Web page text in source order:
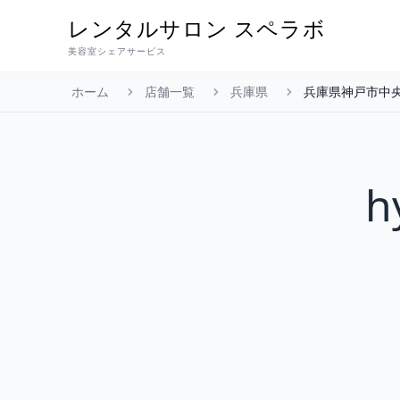
レンタルサロン スペラボ
美容室シェアサービス
ホーム 店舗一覧 兵庫県 兵庫県神戸市中